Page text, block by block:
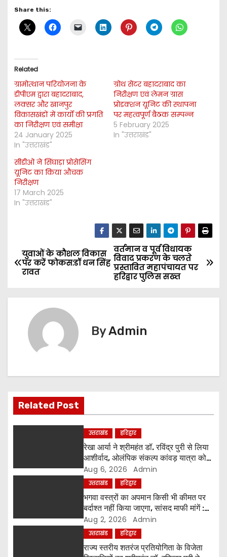
Share this:
Related
ग्रामोत्थान परियोजना के
डीपीएम द्वारा बहादराबाद,
लक्सर और खानपुर
विकासखंडों में कार्यों की प्रगति
का निरीक्षण एवं समीक्षा
24 January 2025
In "उत्तराखंड"
ग्रोथ सेंटर बहादराबाद का
निरीक्षण एवं लेमन ग्रास
प्रोडक्शन यूनिट की स्थापना
पर महत्वपूर्ण बैठक सम्पन्न
5 February 2025
In "उत्तराखंड"
सीडीओ ने सिंघाड़ा प्रोसेसिंग
यूनिट का किया औचक
निरीक्षण
17 March 2025
In "उत्तराखंड"
P
o
s
v
g
t
n
वर्तमान व पूर्व विधायक
विवाद प्रकरण के चलते
प्रस्तावित महापंचायत पर
हरिद्वार पुलिस सख्त
युवाओं के कौशल विकास
पर करें फोकस:डॉ धन सिंह
रावत
ByAdmin
Related Post
उत्तराखंड हरिद्वार
रेखा आर्या ने श्रीमहंत डॉ. रविंद्र पुरी से लिया
आशीर्वाद, ओलंपिक संकल्प कांवड़ यात्रा को
मिला संतों का समर्थन
Aug 6, 2026 Admin
उत्तराखंड हरिद्वार
भगवा वस्त्रों का अपमान किसी भी कीमत पर
बर्दाश्त नहीं किया जाएगा, सांसद माफी मांगें :
श्रीमहंत डॉ. रविंद्र पुरी महाराज
Aug 2, 2026 Admin
उत्तराखंड हरिद्वार
राज्य स्तरीय शतरंज प्रतियोगिता के विजेता